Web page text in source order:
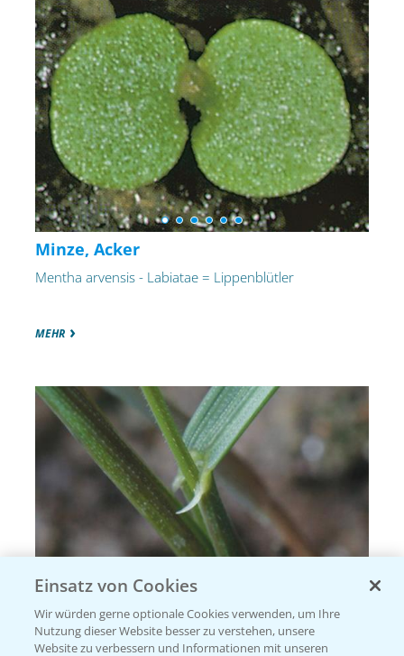
Minze, Acker
Mentha arvensis - Labiatae = Lippenblütler
MEHR
Quecke, Gemeine
Einsatz von Cookies
Wir würden gerne optionale Cookies verwenden, um Ihre
Nutzung dieser Website besser zu verstehen, unsere
Website zu verbessern und Informationen mit unseren